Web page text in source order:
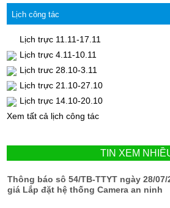
Lịch công tác
Lịch trực 11.11-17.11
Lịch trực 4.11-10.11
Lịch trưc 28.10-3.11
Lịch trực 21.10-27.10
Lịch trực 14.10-20.10
Xem tất cả lịch công tác
TIN XEM
Thông báo sô 54/TB-TTYT ngày 28/
giá Lắp đặt hệ thống Camera an ninh